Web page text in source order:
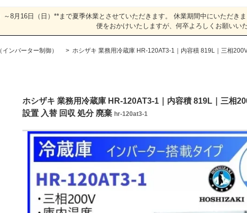
8月16日（日）**まで夏季休業とさせていただきます。 休業期間中にいただ
便をおかけいたしますが、何卒よろしくお願いいた
ンバーター制御） > ホシザキ 業務用冷蔵庫 HR-120AT3-1｜内容積 819L｜三相
ホシザキ 業務用冷蔵庫 HR-120AT3-1｜内容積 819L｜三相
設置 入替 回収 処分 廃棄 hr-120at3-1